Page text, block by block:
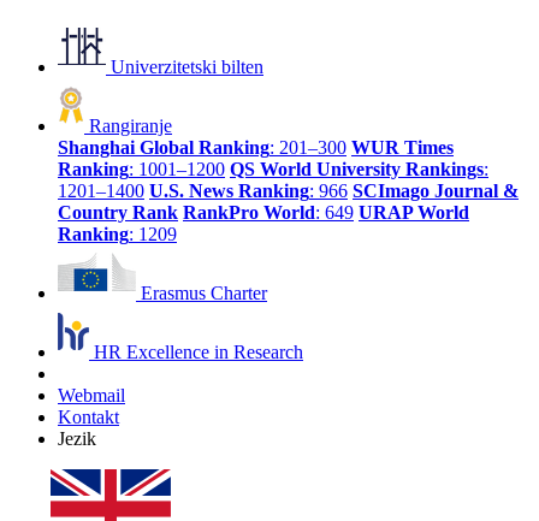
Univerzitetski bilten
Rangiranje
Shanghai Global Ranking: 201–300 WUR Times
Ranking: 1001–1200 QS World University Rankings:
1201–1400 U.S. News Ranking: 966 SCImago Journal &
Country Rank RankPro World: 649 URAP World
Ranking: 1209
Erasmus Charter
HR Excellence in Research
Webmail
Kontakt
Jezik